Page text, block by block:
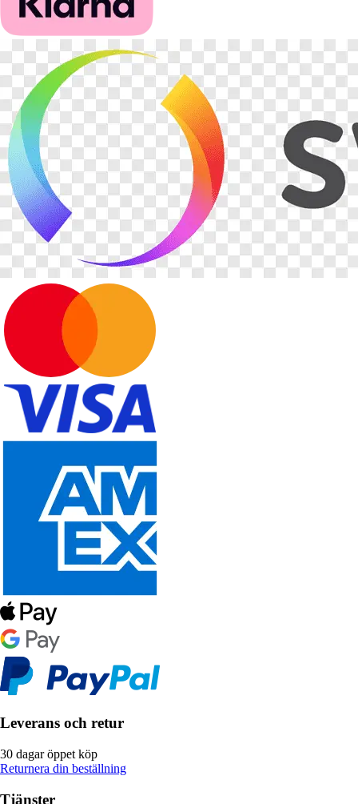
Leverans och retur
30 dagar öppet köp
Returnera din beställning
Tjänster